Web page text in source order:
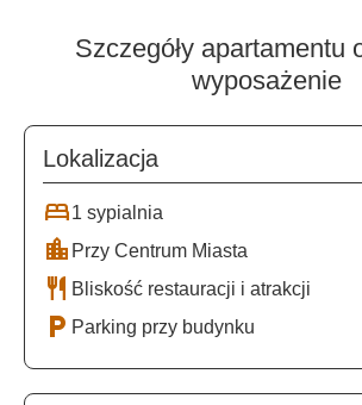
Szczegóły apartamentu
wyposażenie
Lokalizacja
bed1 sypialnia
location_city Przy Centrum Miasta
restaurant Bliskość restauracji i atrakcji
local_parking Parking przy budynku